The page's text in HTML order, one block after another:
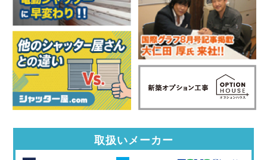
取扱いメーカー